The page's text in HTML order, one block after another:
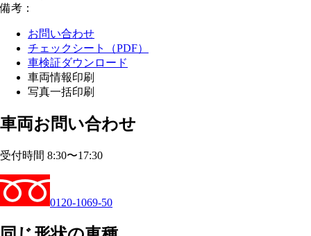
備考：
お問い合わせ
チェックシート（PDF）
車検証ダウンロード
車両情報印刷
写真一括印刷
車両お問い合わせ
受付時間 8:30〜17:30
0120-1069-50